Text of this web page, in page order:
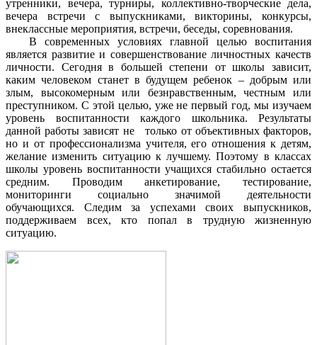
утренники, вечера, турниры, коллективно-творческие дела,
вечера встречи с выпускниками, викторины, конкурсы,
внеклассные мероприятия, встречи, беседы, соревнования.
В современных условиях главной целью воспитания
является развитие и совершенствование личностных качеств
личности. Сегодня в большей степени от школы зависит,
каким человеком станет в будущем ребенок – добрым или
злым, высокомерным или безнравственным, честным или
преступником. С этой целью, уже не первый год, мы изучаем
уровень воспитанности каждого школьника. Результаты
данной работы зависят не только от объективных факторов,
но и от профессионализма учителя, его отношения к детям,
желание изменить ситуацию к лучшему. Поэтому в классах
школы уровень воспитанности учащихся стабильно остается
средним. Проводим анкетирование, тестирование,
мониторинги социально значимой деятельности
обучающихся. Следим за успехами своих выпускников,
поддерживаем всех, кто попал в трудную жизненную
ситуацию.